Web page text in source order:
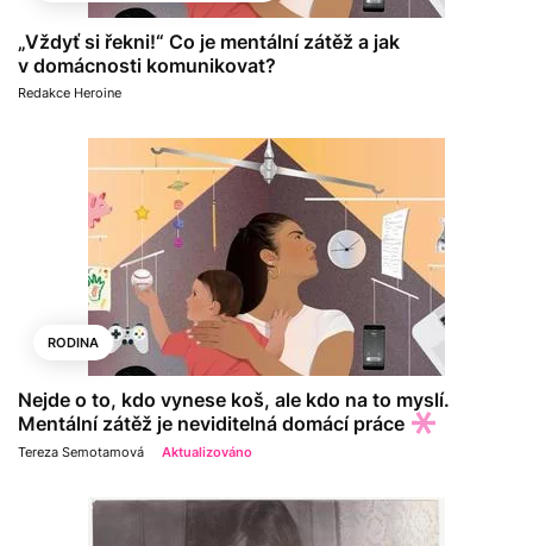
„Vždyť si řekni!“ Co je mentální zátěž a jak
v domácnosti komunikovat?
Redakce Heroine
RODINA
Nejde o to, kdo vynese koš, ale kdo na to myslí.
Mentální zátěž je neviditelná domácí práce
Tereza Semotamová Aktualizováno